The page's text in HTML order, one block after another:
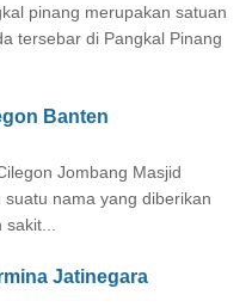
pinang merupakan satuan
tersebar di Pangkal Pinang
Banten
Jombang Masjid
nama yang diberikan
Jatinegara